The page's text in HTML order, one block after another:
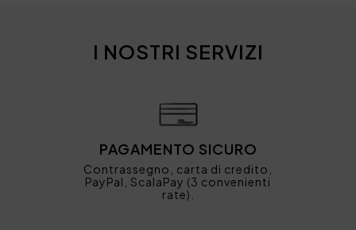
I NOSTRI SERVIZI
PAGAMENTO SICURO
Contrassegno, carta di credito,
PayPal, ScalaPay (3 convenienti
rate).